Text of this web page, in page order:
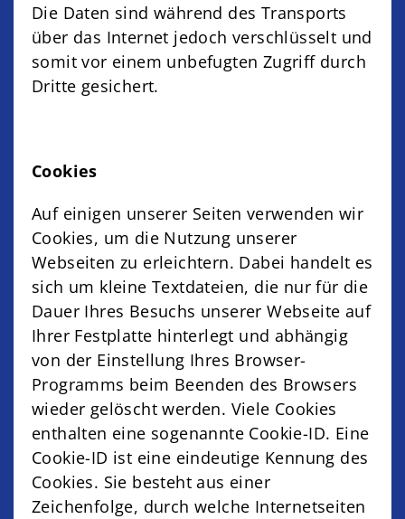
Die Daten sind während des Transports
über das Internet jedoch verschlüsselt und
somit vor einem unbefugten Zugriff durch
Dritte gesichert.
Cookies
Auf einigen unserer Seiten verwenden wir
Cookies, um die Nutzung unserer
Webseiten zu erleichtern. Dabei handelt es
sich um kleine Textdateien, die nur für die
Dauer Ihres Besuchs unserer Webseite auf
Ihrer Festplatte hinterlegt und abhängig
von der Einstellung Ihres Browser-
Programms beim Beenden des Browsers
wieder gelöscht werden. Viele Cookies
enthalten eine sogenannte Cookie-ID. Eine
Cookie-ID ist eine eindeutige Kennung des
Cookies. Sie besteht aus einer
Zeichenfolge, durch welche Internetseiten